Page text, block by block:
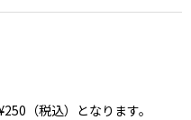
（税込）となります。